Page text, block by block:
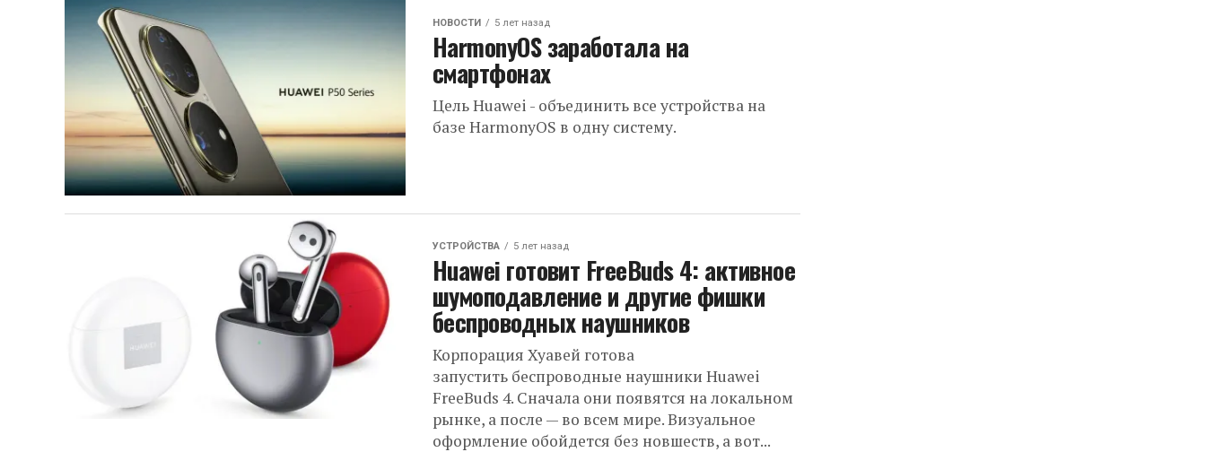
НОВОСТИ 5 лет назад
HarmonyOS заработала на
смартфонах
Цель Huawei - объединить все устройства на
базе HarmonyOS в одну систему.
УСТРОЙСТВА 5 лет назад
Huawei готовит FreeBuds 4: активное
шумоподавление и другие фишки
беспроводных наушников
Корпорация Хуавей готова
запустить беспроводные наушники Huawei
FreeBuds 4. Сначала они появятся на локальном
рынке, а после — во всем мире. Визуальное
оформление обойдется без новшеств, а вот...